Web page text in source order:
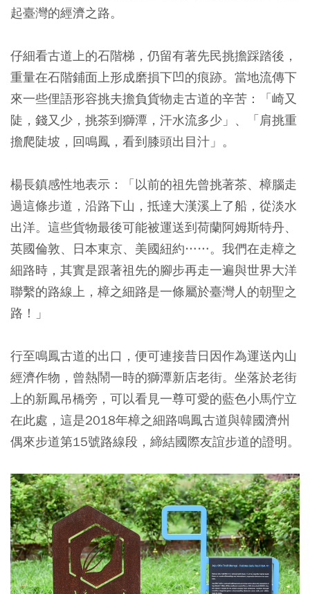
起臺灣的經濟之路。
仔細看古道上的石階梯，仍留有著先民挑擔踩踏後，
重量在石階鋪面上形成磨損下凹的痕跡。當地流傳下
來一些俚語形容挑夫擔負貨物走古道的辛苦：「崎又
陡，錢又少，挑茶到獅潭，汗水流多少」、「肩挑重
擔爬陡坡，回鳴鳳，看到膝頭出目汁」。
楊長鎮感性地表示：「以前的祖先曾挑著茶、樟腦走
過這條步道，沿路下山，抵達大漢溪上了船，從淡水
出洋。這些貨物最後可能被運送到荷蘭阿姆斯特丹、
英國倫敦、日本東京、美國紐約……。我們在走樟之
細路時，其實是跟著祖先的腳步再走一遍與世界大洋
聯繫的路線上，樟之細路是一條屬於臺灣人的朝聖之
路！」
行至鳴鳳古道的出口，便可連接昔日因作為運送內山
經濟作物，曾熱鬧一時的獅潭新店老街。坐落於老街
上的新鳳吊橋旁，可以看見一尊可愛的藍色小馬佇立
在此處，這是2018年樟之細路鳴鳳古道與韓國濟州
偶來步道第15號路線段，締結國際友誼步道的證明。